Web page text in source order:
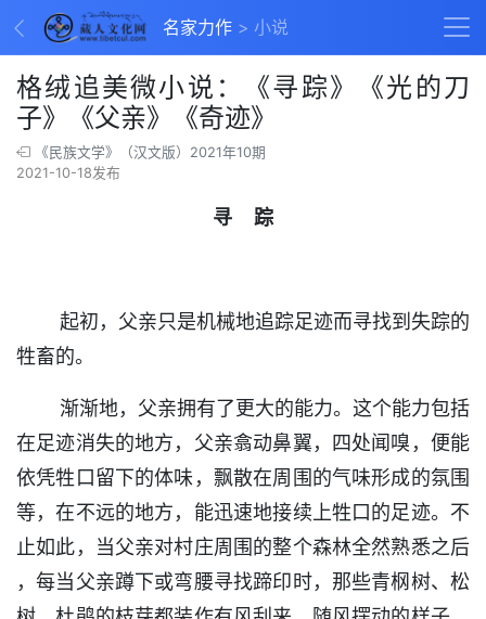
名家力作 小说
格绒追美微小说：《寻踪》《光的刀
子》《父亲》《奇迹》
《民族文学》（汉文版）2021年10期
2021-10-18发布
寻 踪
起初，父亲只是机械地追踪足迹而寻找到失踪的
牲畜的。
渐渐地，父亲拥有了更大的能力。这个能力包括
在足迹消失的地方，父亲翕动鼻翼，四处闻嗅，便能
依凭牲口留下的体味，飘散在周围的气味形成的氛围
等，在不远的地方，能迅速地接续上牲口的足迹。不
止如此，当父亲对村庄周围的整个森林全然熟悉之后
，每当父亲蹲下或弯腰寻找蹄印时，那些青㭎树、松